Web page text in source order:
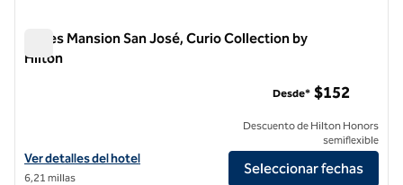
Hayes Mansion San José, Curio Collection by
Hilton
Ver detalles del hotel Hayes Mansion San Jose, Curio Collection by
Ver detalles del hotel
6,21 millas
Desde* $152
Descuento de Hilton Honors
semiflexible
Seleccionar fechas